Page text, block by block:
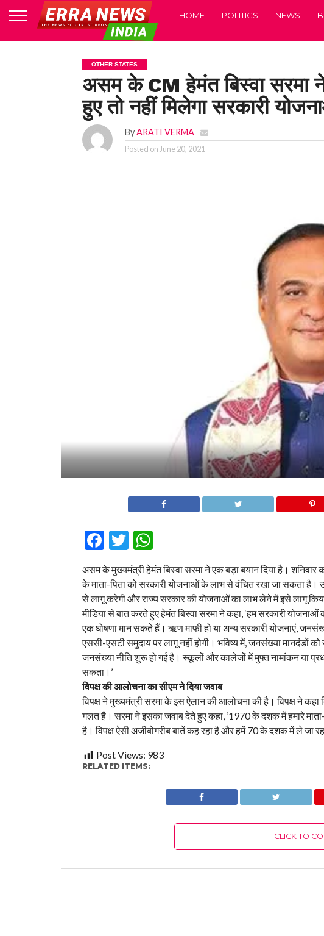
HOME POLITICS NEWS
OTHER STATES
असम के CM हेमंत बिस्वा सरमा ने
हुए तो नहीं मिलेगा सरकारी
ByARATI VERMA
Posted on June 20, 2021
Facebook
Twitter
WhatsApp
असम के मुख्यमंत्री हेमंत बिस्वा सरमा ने एक बड़ा बयान दिया है। शनिवार
के माता-पिता को सरकारी योजनाओं के लाभ से वंचित रखा जा सकता है।
से लागू करेगी और राज्य सरकार की योजनाओं का लाभ लेने में इसे लागू
मीडिया से बात करते हुए हेमंत बिस्वा सरमा ने कहा, ‘हम सरकारी
एक घोषणा मान सकते हैं। ऋण माफी हो या अन्य सरकारी योजनाएं,
एससी-एसटी समुदाय पर लागू नहीं होगी। भविष्य में, जनसंख्या मानदंडों
जनसंख्या नीति शुरू हो गई है। स्कूलों और कालेजों में मुफ्त नामांकन या
सकता।’
विपक्ष की आलोचना का सीएम ने दिया जवाब
विपक्ष ने मुख्यमंत्री सरमा के इस ऐलान की आलोचना की है। विपक्ष ने
गलत है। सरमा ने इसका जवाब देते हुए कहा, ‘1970 के दशक में हमारे
है। विपक्ष ऐसी अजीबोगरीब बातें कह रहा है और हमें 70 के दशक में ले जा
Post Views: 983
RELATED ITEMS:
CLICK TO